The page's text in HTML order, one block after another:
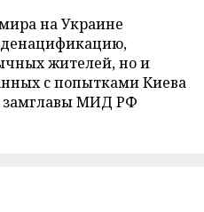
на Украине
денацификацию,
жителей, но и
с попытками Киева
замглавы МИД РФ